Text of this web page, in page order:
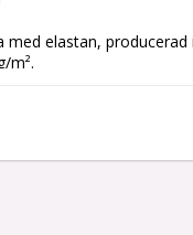
med elastan, producerad
m².